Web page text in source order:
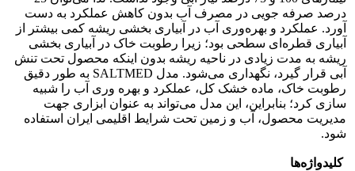
درصد صرفه جویی در مصرف آب بدون کاهش عملکرد به دست
آورد. عملکرد و بهره‌وری آب در آبیاری بخشی ریشه کمی بیشتر از
آبیاری قطره‌ای سطحی بود؛ زیرا رطوبت خاک در آبیاری بخشی
ریشه به مدت زیادی در ناحیه ریشه بدون اینکه محصول تحت تنش
آبی قرار گیرد، نگهداری می‌شود. مدل SALTMED به طور دقیق
رطوبت خاک، ماده خشک کل، عملکرد و بهره وری آب را شبیه
سازی کرد؛ بنابراین، این مدل می‌تواند به عنوان ابزاری جهت
مدیریت محصول، آب و زمین تحت شرایط اقلیمی ایران استفاده
شود.
کلیدواژه‌ها